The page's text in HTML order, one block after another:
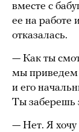
вместе с
ее на работе
отказалась.
— Как ты
мы приведем
и его
Ты заберешь
— Нет. Я хочу